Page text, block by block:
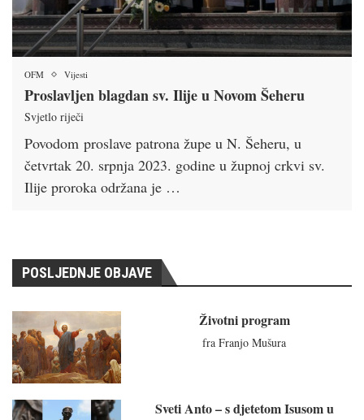
OFM Vijesti
Proslavljen blagdan sv. Ilije u Novom Šeheru
Svjetlo riječi
Povodom proslave patrona župe u N. Šeheru, u
četvrtak 20. srpnja 2023. godine u župnoj crkvi sv.
Ilije proroka održana je …
POSLJEDNJE OBJAVE
Životni program
fra Franjo Mušura
Sveti Anto – s djetetom Isusom u